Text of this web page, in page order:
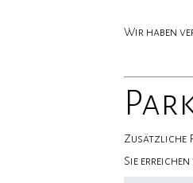
Wir haben
Zusätzliche
Sie